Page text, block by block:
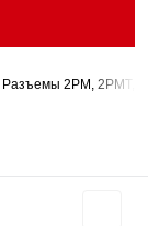
Разъемы 2РМ, 2РМТ,